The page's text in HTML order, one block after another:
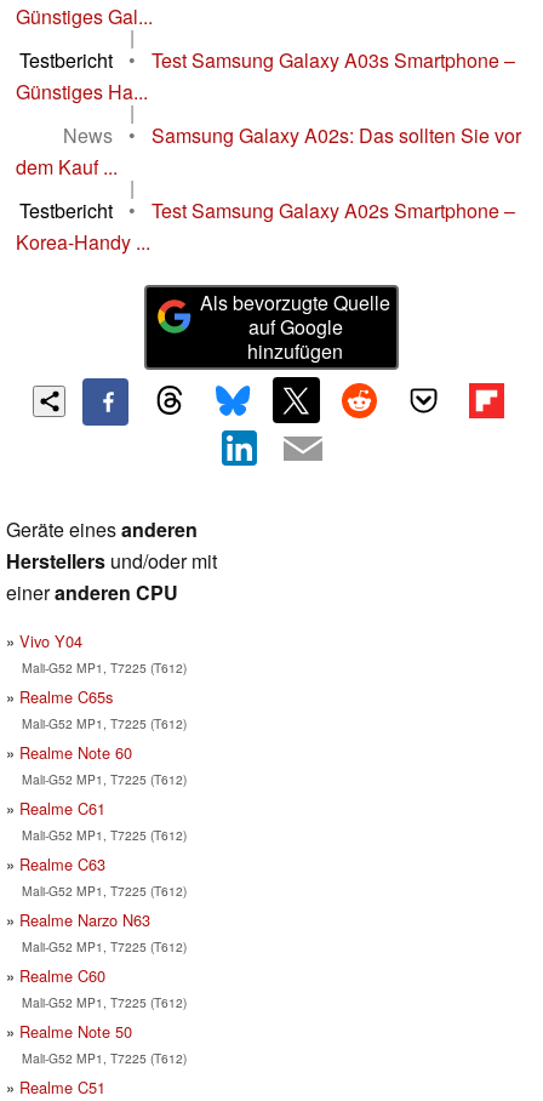
Günstiges Gal...
|
Testbericht
•
Test Samsung Galaxy A03s Smartphone –
Günstiges Ha...
|
News
•
Samsung Galaxy A02s: Das sollten Sie vor
dem Kauf ...
|
Testbericht
•
Test Samsung Galaxy A02s Smartphone –
Korea-Handy ...
Als bevorzugte Quelle
auf Google
hinzufügen
Geräte einesanderen
Herstellers und/oder mit
eineranderen CPU
Vivo Y04
Mali-G52 MP1, T7225 (T612)
Realme C65s
Mali-G52 MP1, T7225 (T612)
Realme Note 60
Mali-G52 MP1, T7225 (T612)
Realme C61
Mali-G52 MP1, T7225 (T612)
Realme C63
Mali-G52 MP1, T7225 (T612)
Realme Narzo N63
Mali-G52 MP1, T7225 (T612)
Realme C60
Mali-G52 MP1, T7225 (T612)
Realme Note 50
Mali-G52 MP1, T7225 (T612)
Realme C51